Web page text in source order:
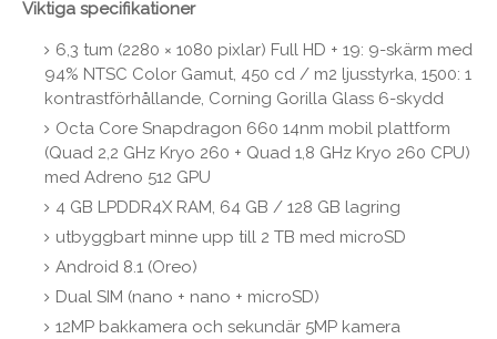
Viktiga specifikationer
6,3 tum (2280 × 1080 pixlar) Full HD + 19: 9-skärm med
94% NTSC Color Gamut, 450 cd / m2 ljusstyrka, 1500: 1
kontrastförhållande, Corning Gorilla Glass 6-skydd
Octa Core Snapdragon 660 14nm mobil plattform
(Quad 2,2 GHz Kryo 260 + Quad 1,8 GHz Kryo 260 CPU)
med Adreno 512 GPU
4 GB LPDDR4X RAM, 64 GB / 128 GB lagring
utbyggbart minne upp till 2 TB med microSD
Android 8.1 (Oreo)
Dual SIM (nano + nano + microSD)
12MP bakkamera och sekundär 5MP kamera